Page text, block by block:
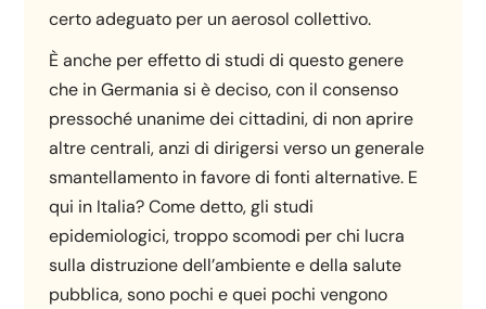
certo adeguato per un aerosol collettivo.
È anche per effetto di studi di questo genere
che in Germania si è deciso, con il consenso
pressoché unanime dei cittadini, di non aprire
altre centrali, anzi di dirigersi verso un generale
smantellamento in favore di fonti alternative. E
qui in Italia? Come detto, gli studi
epidemiologici, troppo scomodi per chi lucra
sulla distruzione dell’ambiente e della salute
pubblica, sono pochi e quei pochi vengono